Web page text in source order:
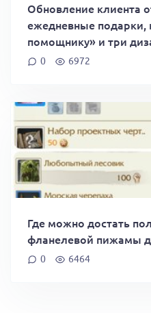
Обновление клиента
ежедневные
помощнику» и три
0 6972
Где можно достать
фланелевой пижамы
0 6464